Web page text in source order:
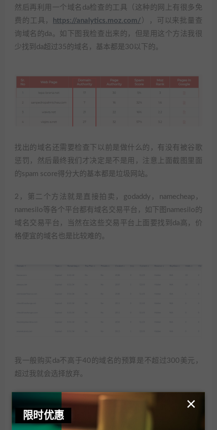
然后再利用一个域名da检查的工具（这种的网上有很多免
费的工具，
https://analytics.moz.com/ ），可以来批量查
询域名的da。如下图我检查出来的，但是用这个方法我很
少找到da超过35的域名，基本都是30以下的。
找出的域名还需要检查下以前是做什么的，有没有被谷歌
惩罚，然后最终我们才决定是不是用，注意上面截图里面
的spam score得分大的基本都是垃圾网站。
2，第二个方法就是直接拍卖，godaddy，namecheap，
namesilo等各个平台都有域名交易平台，如下图namesilo的
域名交易平台，当然在这些交易平台上面要找到da高，价
格便宜的域名也是比较难的。
我一般购买da不高于40的域名的预算是不超过300美元，
超过我就会选择放弃。
很多人会怀疑这种投入是不是可以赚钱？其实可以大概的
算一下，假设买了一个da30的域名，花费了300美元，然
后利用ai工具来写文章，网站一个月的流量是3万访客，挂
限时优惠
×